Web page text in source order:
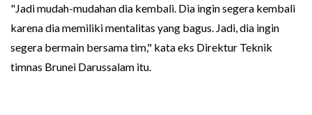
"Jadi mudah-mudahan dia kembali. Dia ingin segera kembali
karena dia memiliki mentalitas yang bagus. Jadi, dia ingin
segera bermain bersama tim," kata eks Direktur Teknik
timnas Brunei Darussalam itu.